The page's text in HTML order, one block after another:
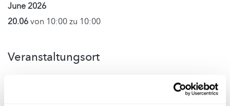
June 2026
20.06von 10:00 zu 10:00
Veranstaltungsort